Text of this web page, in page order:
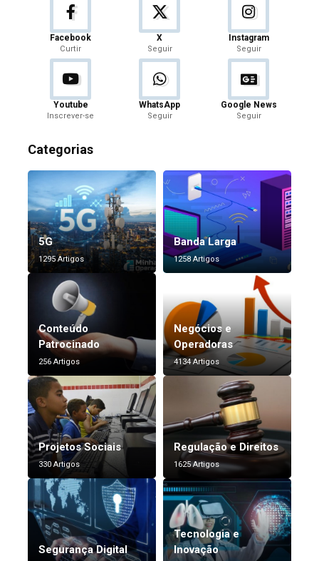
Facebook
Curtir
X
Seguir
Instagram
Seguir
Youtube
Inscrever-se
WhatsApp
Seguir
Google News
Seguir
Categorias
5G
1295 Artigos
Banda Larga
1258 Artigos
Conteúdo
Patrocinado
256 Artigos
Negócios e
Operadoras
4134 Artigos
Projetos Sociais
330 Artigos
Regulação e Direitos
1625 Artigos
Segurança Digital
Tecnologia e
Inovação